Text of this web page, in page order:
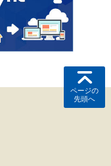
ページの
先頭へ